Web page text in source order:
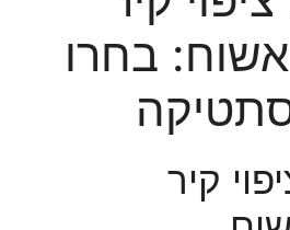
בחרו
קיר